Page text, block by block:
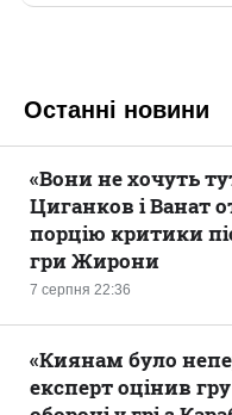
Останні новини
7 серпня 22:36
«Вони не хочуть
Циганков і Ванат
порцію критики
гри Жирони
«Киянам було
експерт оцінив